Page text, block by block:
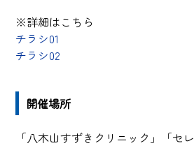
※詳細はこちら
チラシ01
チラシ02
開催場所
「八木山すずきクリニック」「セ